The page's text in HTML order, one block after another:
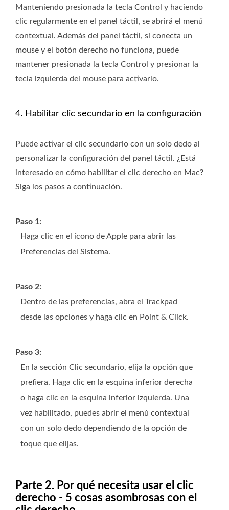
Manteniendo presionada la tecla Control y haciendo
clic regularmente en el panel táctil, se abrirá el menú
contextual. Además del panel táctil, si conecta un
mouse y el botón derecho no funciona, puede
mantener presionada la tecla Control y presionar la
tecla izquierda del mouse para activarlo.
4. Habilitar clic secundario en la configuración
Puede activar el clic secundario con un solo dedo al
personalizar la configuración del panel táctil. ¿Está
interesado en cómo habilitar el clic derecho en Mac?
Siga los pasos a continuación.
Paso 1:
Haga clic en el ícono de Apple para abrir las
Preferencias del Sistema.
Paso 2:
Dentro de las preferencias, abra el Trackpad
desde las opciones y haga clic en Point & Click.
Paso 3:
En la sección Clic secundario, elija la opción que
prefiera. Haga clic en la esquina inferior derecha
o haga clic en la esquina inferior izquierda. Una
vez habilitado, puedes abrir el menú contextual
con un solo dedo dependiendo de la opción de
toque que elijas.
Parte 2. Por qué necesita usar el clic
derecho - 5 cosas asombrosas con el